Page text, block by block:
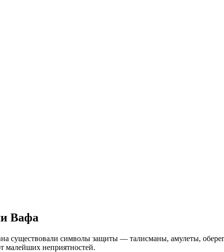
Вафа
символы защиты — талисманы, амулеты,
малейших неприятностей.